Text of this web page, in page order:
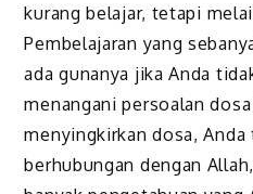
kurang belajar, tetapi
Pembelajaran yang
ada gunanya jika Anda
menangani persoalan
menyingkirkan dosa, Anda
berhubungan dengan